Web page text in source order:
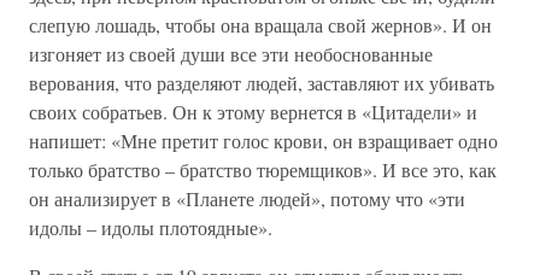
слепую лошадь, чтобы она вращала свой жернов». И он
изгоняет из своей души все эти необоснованные
верования, что разделяют людей, заставляют их убивать
своих собратьев. Он к этому вернется в «Цитадели» и
напишет: «Мне претит голос крови, он взращивает одно
только братство – братство тюремщиков». И все это, как
он анализирует в «Планете людей», потому что «эти
идолы – идолы плотоядные».